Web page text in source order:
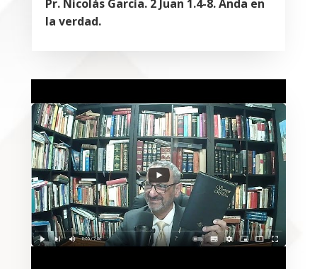
Pr. Nicolás García. 2 Juan 1.4-8. Anda en
la verdad.